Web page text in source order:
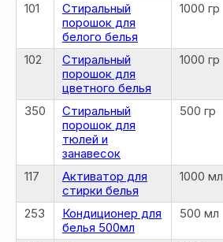
101
Стиральный
порошок для
белого белья
1000 гр
102
Стиральный
порошок для
цветного белья
1000 гр
350
Стиральный
порошок для
тюлей и
занавесок
500 гр
117
Активатор для
стирки белья
1000 мл
253
Кондиционер для
белья 500мл
500 мл
НОВОСТИ В
СОЦСЕТЯХ
TELEGRAM
+7 926 373 75 55
ersagmedia@yandex.ru
© 2026 MOSCOW STORE. Все права защищены